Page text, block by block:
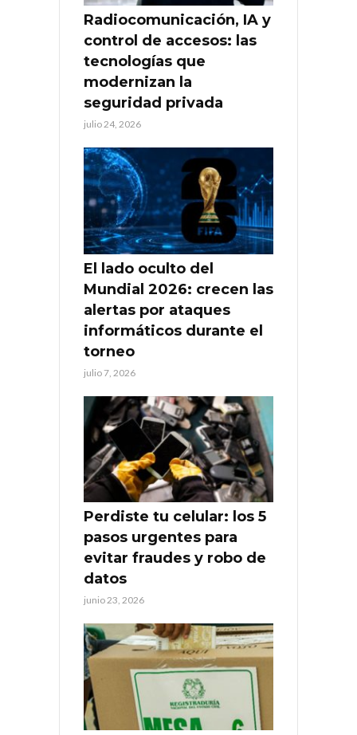
Radiocomunicación, IA y
control de accesos: las
tecnologías que
modernizan la
seguridad privada
julio 24, 2026
El lado oculto del
Mundial 2026: crecen las
alertas por ataques
informáticos durante el
torneo
julio 7, 2026
Perdiste tu celular: los 5
pasos urgentes para
evitar fraudes y robo de
datos
junio 23, 2026